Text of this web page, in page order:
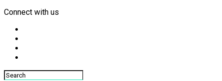
Connect with us